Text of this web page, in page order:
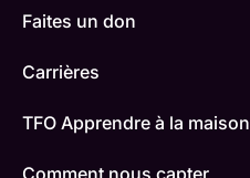
Faites un don
Carrières
TFO Apprendre à la maison